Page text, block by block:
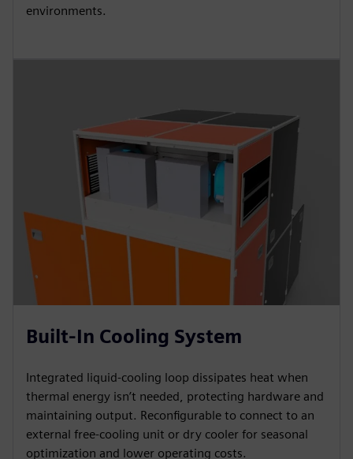
environments.
Built-In Cooling System
Integrated liquid-cooling loop dissipates heat when
thermal energy isn’t needed, protecting hardware and
maintaining output. Reconfigurable to connect to an
external free-cooling unit or dry cooler for seasonal
optimization and lower operating costs.